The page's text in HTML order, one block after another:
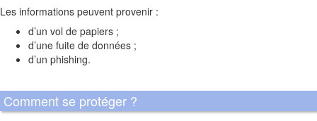
Les informations peuvent provenir :
d’un vol de papiers ;
d’une fuite de données ;
d’un phishing.
Comment se protéger ?